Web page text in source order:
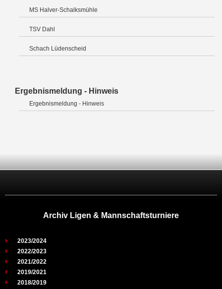
MS Halver-Schalksmühle
TSV Dahl
Schach Lüdenscheid
Ergebnismeldung - Hinweis
Ergebnismeldung - Hinweis
Archiv Ligen & Mannschaftsturniere
2023/2024
2022/2023
2021/2022
2019/2021
2018/2019